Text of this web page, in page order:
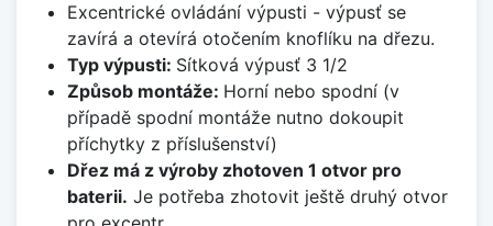
Excentrické ovládání výpusti - výpusť se
zavírá a otevírá otočením knoflíku na dřezu.
Typ výpusti: Sítková výpusť 3 1/2
Způsob montáže: Horní nebo spodní (v
případě spodní montáže nutno dokoupit
příchytky z příslušenství)
Dřez má z výroby zhotoven 1 otvor pro
baterii. Je potřeba zhotovit ještě druhý otvor